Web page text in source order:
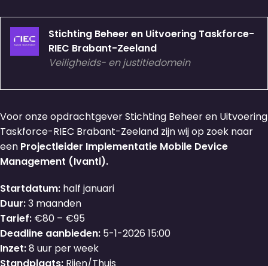
Stichting Beheer en Uitvoering Taskforce-
RIEC Brabant-Zeeland
Veiligheids- en justitiedomein
Voor onze opdrachtgever Stichting Beheer en Uitvoering
Taskforce-RIEC Brabant-Zeeland zijn wij op zoek naar
een Projectleider Implementatie Mobile Device
Management (Ivanti).
Startdatum: half januari
Duur:3 maanden
Tarief: €80 – €95
Deadline aanbieden: 5-1-2026 15:00
Inzet:8 uur per week